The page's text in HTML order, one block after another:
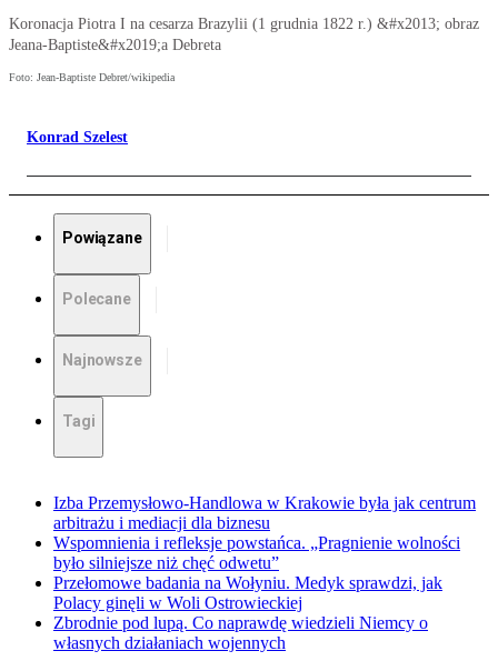
Koronacja Piotra I na cesarza Brazylii (1 grudnia 1822 r.) &#x2013; obraz
Jeana-Baptiste&#x2019;a Debreta
Foto: Jean-Baptiste Debret/wikipedia
Konrad Szelest
Powiązane
Polecane
Najnowsze
Tagi
Izba Przemysłowo-Handlowa w Krakowie była jak centrum
arbitrażu i mediacji dla biznesu
Wspomnienia i refleksje powstańca. „Pragnienie wolności
było silniejsze niż chęć odwetu”
Przełomowe badania na Wołyniu. Medyk sprawdzi, jak
Polacy ginęli w Woli Ostrowieckiej
Zbrodnie pod lupą. Co naprawdę wiedzieli Niemcy o
własnych działaniach wojennych